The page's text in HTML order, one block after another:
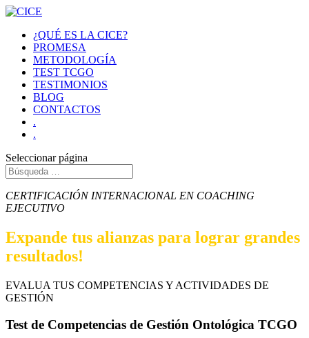
¿QUÉ ES LA CICE?
PROMESA
METODOLOGÍA
TEST TCGO
TESTIMONIOS
BLOG
CONTACTOS
.
.
Seleccionar página
CERTIFICACIÓN INTERNACIONAL EN COACHING
EJECUTIVO
Expande tus alianzas para lograr grandes
resultados!
EVALUA TUS COMPETENCIAS Y ACTIVIDADES DE
GESTIÓN
Test de Competencias de Gestión Ontológica TCGO